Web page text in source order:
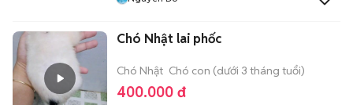
Chó Nhật lai phốc
Chó Nhật Chó con (dưới 3 tháng tuổi)
400.000 đ